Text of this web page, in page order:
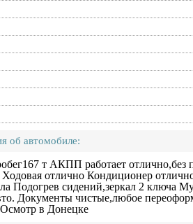
об автомобиле:
т АКПП работает отлично,без
отлично Кондиционер
Подогрев сидений,зеркал 2 ключа
Документы чистые,любое
Осмотр в Донецке